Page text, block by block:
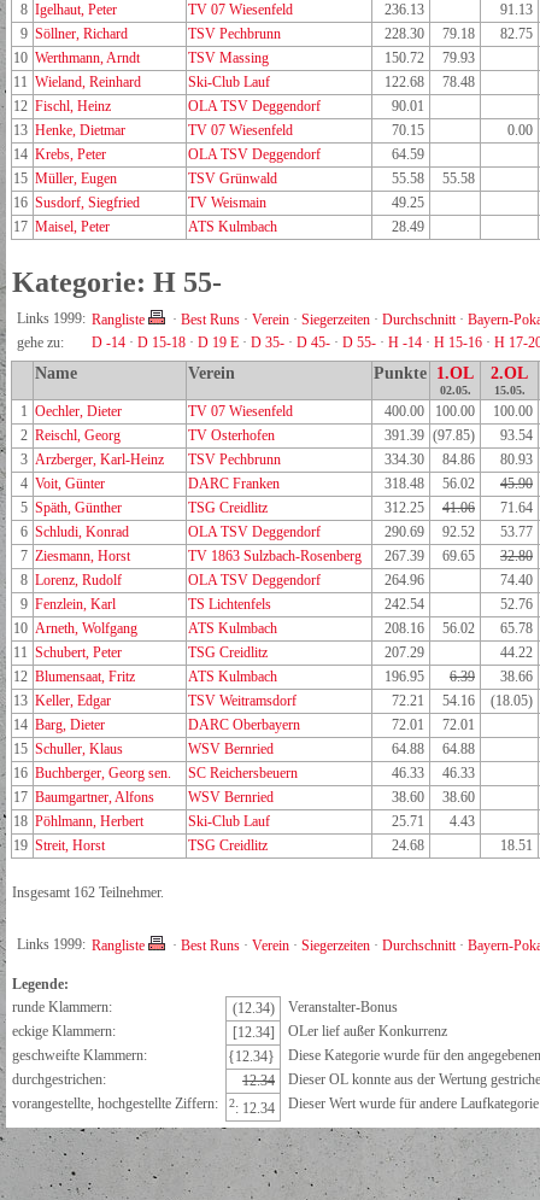
8 Igelhaut, Peter TV 07 Wiesenfeld 236.13
91.13
9 Söllner, Richard TSV Pechbrunn 228.30 79.18
82.75
10 Werthmann, Arndt TSV Massing 150.72
79.93
11 Wieland, Reinhard Ski-Club Lauf 122.68
78.48
12 Fischl, Heinz OLA TSV Deggendorf
90.01
13 Henke, Dietmar TV 07 Wiesenfeld 70.15
0.00
14 Krebs, Peter OLA TSV Deggendorf
64.59
15 Müller, Eugen TSV Grünwald 55.58
55.58
16 Susdorf, Siegfried TV Weismain
49.25
17 Maisel, Peter ATS Kulmbach 28.49
Kategorie: H 55-
Links 1999: Rangliste · Best Runs · Verein · Siegerzeiten · Durchschnitt· Bayern-
gehe zu:
D -14 · D 15-18 · D 19 E · D 35- · D 45- · D 55- · H -14 · H 15-16 · H 17-
Name Verein Punkte 1.OL
02.05.
2.OL
15.05.
1 Oechler, Dieter TV 07 Wiesenfeld 400.00 100.00
100.00
2 Reischl, Georg TV Osterhofen 391.39 (97.85)
93.54
3 Arzberger, Karl-Heinz TSV Pechbrunn 334.30 84.86
80.93
4 Voit, Günter DARC Franken 318.48 56.02
45.90
5 Späth, Günther TSG Creidlitz 312.25 41.06
71.64
6 Schludi, Konrad OLA TSV Deggendorf 290.69 92.52
53.77
7 Ziesmann, Horst TV 1863 Sulzbach-Rosenberg 267.39 69.65
32.80
8 Lorenz, Rudolf OLA TSV Deggendorf 264.96
74.40
9 Fenzlein, Karl TS Lichtenfels 242.54
52.76
10 Arneth, Wolfgang ATS Kulmbach 208.16 56.02
65.78
11 Schubert, Peter TSG Creidlitz 207.29
44.22
12 Blumensaat, Fritz ATS Kulmbach 196.95 6.39
38.66
13 Keller, Edgar TSV Weitramsdorf 72.21 54.16
(18.05)
14 Barg, Dieter DARC Oberbayern 72.01
72.01
15 Schuller, Klaus WSV Bernried 64.88
64.88
16 Buchberger, Georg sen. SC Reichersbeuern 46.33
46.33
17 Baumgartner, Alfons WSV Bernried 38.60
38.60
18 Pöhlmann, Herbert Ski-Club Lauf 25.71
4.43
19 Streit, Horst TSG Creidlitz 24.68 18.51
Insgesamt 162 Teilnehmer.
Links 1999: Rangliste · Best Runs · Verein · Siegerzeiten · Durchschnitt· Bayern-
Legende:
runde Klammern:
(12.34)
Veranstalter-Bonus
eckige Klammern:
[12.34]
OLer lief außer Konkurrenz
geschweifte Klammern:
{12.34}
Diese Kategorie wurde für den
durchgestrichen:
12.34
Dieser OL konnte aus der Wertung
vorangestellte, hochgestellte Ziffern:
2: 12.34 Dieser Wert wurde für andere